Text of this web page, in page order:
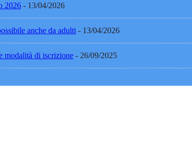
2026 - 13/04/2026
anche da adulti - 13/04/2026
modalità di iscrizione - 26/09/2025